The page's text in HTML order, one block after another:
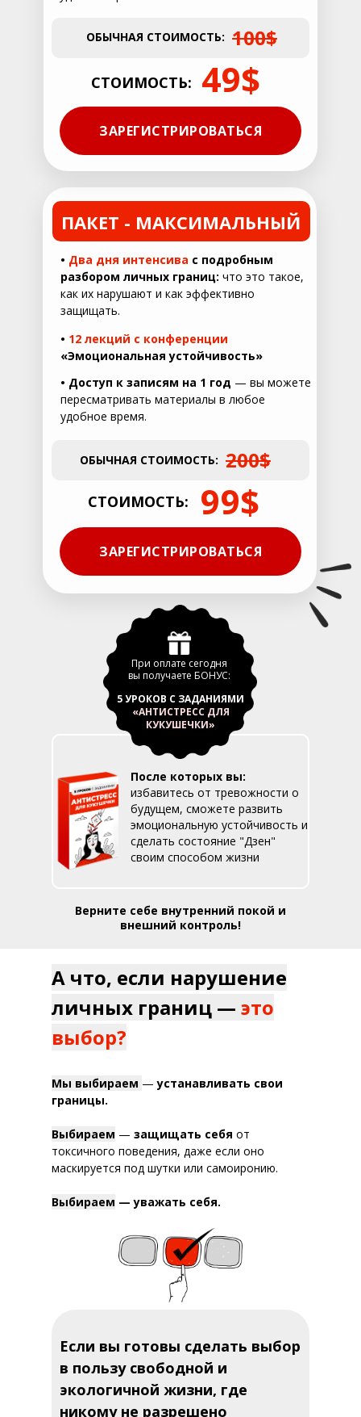
После которых вы:
избавитесь от тревожности о
будущем, сможете развить
эмоциональную устойчивость и
сделать состояние "Дзен"
своим способом жизни
Практические техники для защиты границ,
распознавания манипуляций и
восстановления самоуважения.
• Доступ к записям на 1 год — вы можете
пересматривать материалы в любое
удобное время.
99$
ЗАРЕГИСТРИРОВАТЬСЯ
• Два дня интенсива с подробным
разбором личных границ: что это такое,
как их нарушают и как эффективно
защищать.
СТОИМОСТЬ:
ОБЫЧНАЯ СТОИМОСТЬ: 200$
• 12 лекций с конференции
«Эмоциональная устойчивость»
ПАКЕТ - МАКСИМАЛЬНЫЙ
Верните себе внутренний покой и
внешний контроль!
При оплате сегодня
вы получаете БОНУС:
5 УРОКОВ С ЗАДАНИЯМИ
«АНТИСТРЕСС ДЛЯ
КУКУШЕЧКИ»
49$
ЗАРЕГИСТРИРОВАТЬСЯ
СТОИМОСТЬ:
ОБЫЧНАЯ СТОИМОСТЬ: 100$
А что, если нарушение
личных границ — это
выбор?
Мы выбираем —устанавливать свои
границы.
Выбираем — защищать себя от
токсичного поведения, даже если оно
маскируется под шутки или самоиронию.
Выбираем — уважать себя.
Если вы готовы сделать выбор
в пользу свободной и
экологичной жизни, где
никому не разрешено